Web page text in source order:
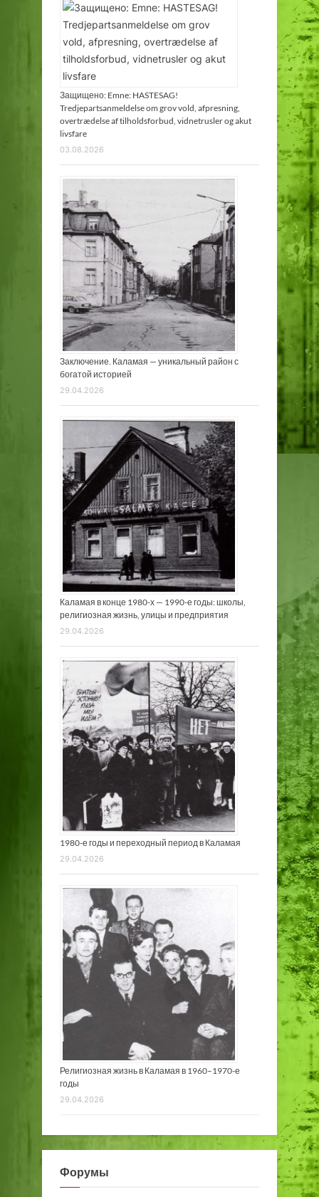
Защищено: Emne: HASTESAG!
Tredjepartsanmeldelse om grov vold, afpresning,
overtrædelse af tilholdsforbud, vidnetrusler og akut
livsfare
03.08.2026
Заключение. Каламая — уникальный район с
богатой историей
29.04.2026
Каламая в конце 1980-х — 1990-е годы: школы,
религиозная жизнь, улицы и предприятия
29.04.2026
1980-е годы и переходный период в Каламая
29.04.2026
Религиозная жизнь в Каламая в 1960–1970-е
годы
29.04.2026
Форумы